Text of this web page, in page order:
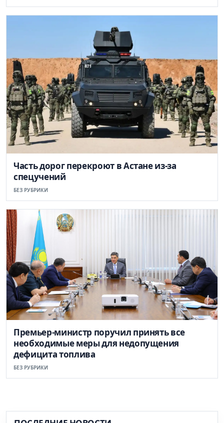
Часть дорог перекроют в Астане из-за
спецучений
БЕЗ РУБРИКИ
Премьер-министр поручил принять все
необходимые меры для недопущения
дефицита топлива
БЕЗ РУБРИКИ